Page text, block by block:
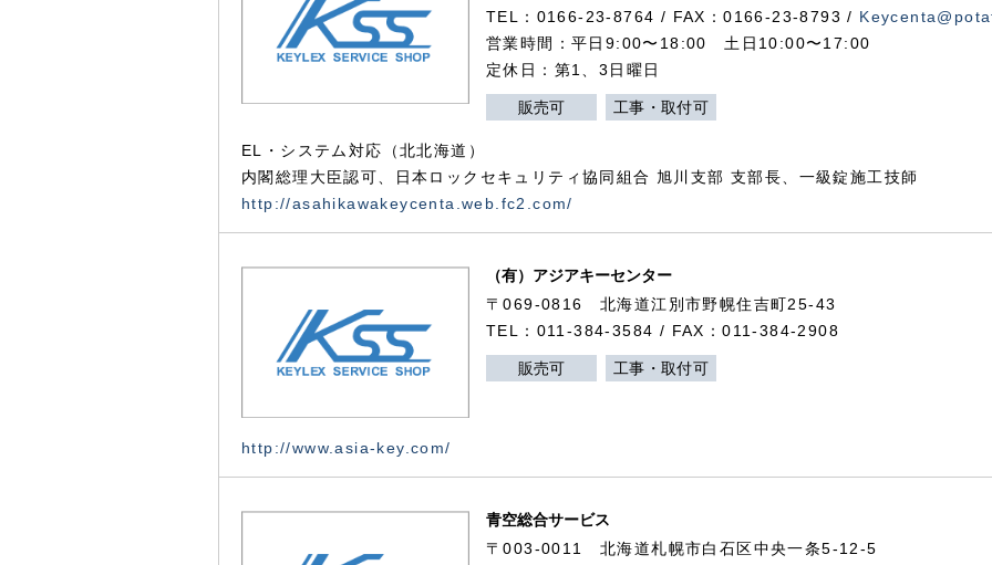
TEL：0166-23-8764 / FAX：0166-23-8793 /
営業時間：平日9:00〜18:00 土日10:00〜17:00
定休日：第1、3日曜日
販売可 工事・取付可
EL・システム対応（北北海道）
内閣総理大臣認可、日本ロックセキュリティ協同組合 旭川支部 支部長、一級錠施工技師
http://asahikawakeycenta.web.fc2.com/
（有）アジアキーセンター
〒069-0816 北海道江別市野幌住吉町25-43
TEL：011-384-3584 / FAX：011-384-2908
販売可 工事・取付可
http://www.asia-key.com/
青空総合サービス
〒003-0011 北海道札幌市白石区中央一条5-12-5